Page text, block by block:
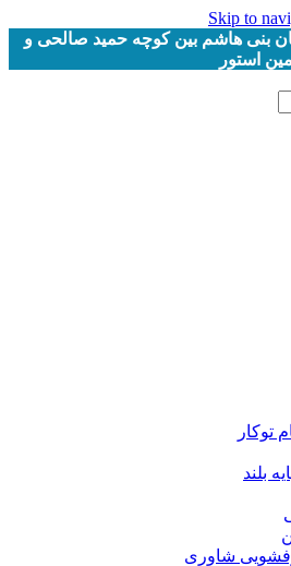
Skip to
بنی هاشم بین کوچه حمید صالحی و
توکار
بلند
شاوری